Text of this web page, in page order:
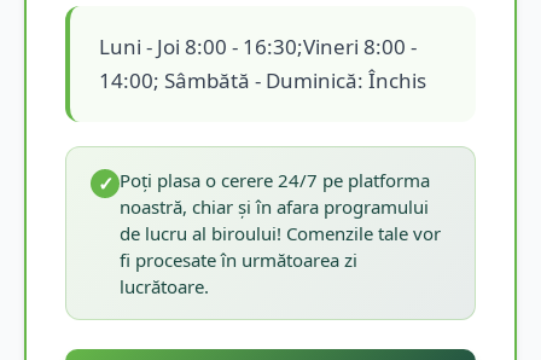
Luni - Joi 8:00 - 16:30;Vineri 8:00 -
14:00; Sâmbătă - Duminică: Închis
✓ Poți plasa o cerere 24/7 pe platforma
noastră, chiar și în afara programului
de lucru al biroului! Comenzile tale vor
fi procesate în următoarea zi
lucrătoare.